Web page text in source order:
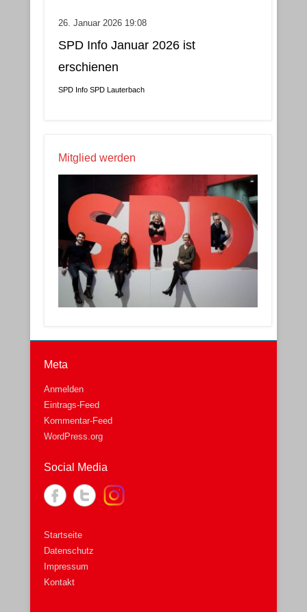
26. Januar 2026 19:08
SPD Info Januar 2026 ist
erschienen
SPD Info SPD Lauterbach
Mitglied werden
Meta
Anmelden
Eintrags-Feed
Kommentar-Feed
WordPress.org
Social Media
Startseite
Datenschutz
Impressum
Kontakt